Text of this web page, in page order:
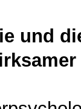
und